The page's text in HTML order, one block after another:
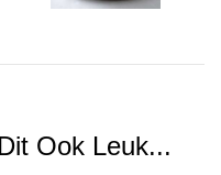
Ook Leuk...